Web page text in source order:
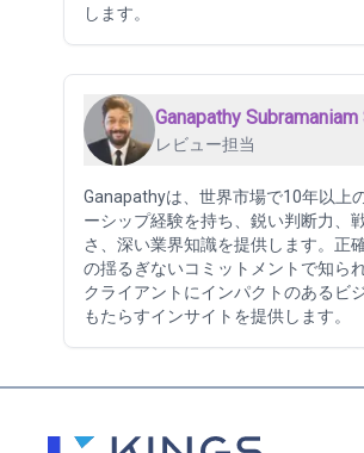
します。
Ganapathy Subramaniam
レビュー担当
Ganapathyは、世界市場で10年以上
ーシップ経験を持ち、鋭い判断力、
さ、深い業界知識を提供します。正
の揺るぎないコミットメントで知ら
クライアントにインパクトのあるビ
もたらすインサイトを提供します。